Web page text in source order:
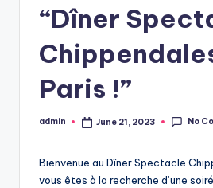
“Dîner
Paris !”
Posted
admin June 21, 2023 No
Bienvenue au Dîner Spectacle
vous êtes à la recherche d’une